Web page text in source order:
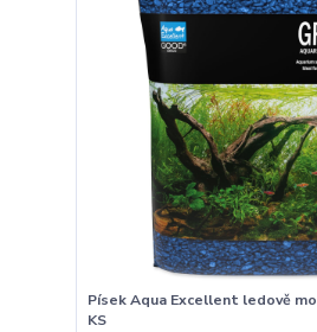
Písek Aqua Excellent ledově
KS